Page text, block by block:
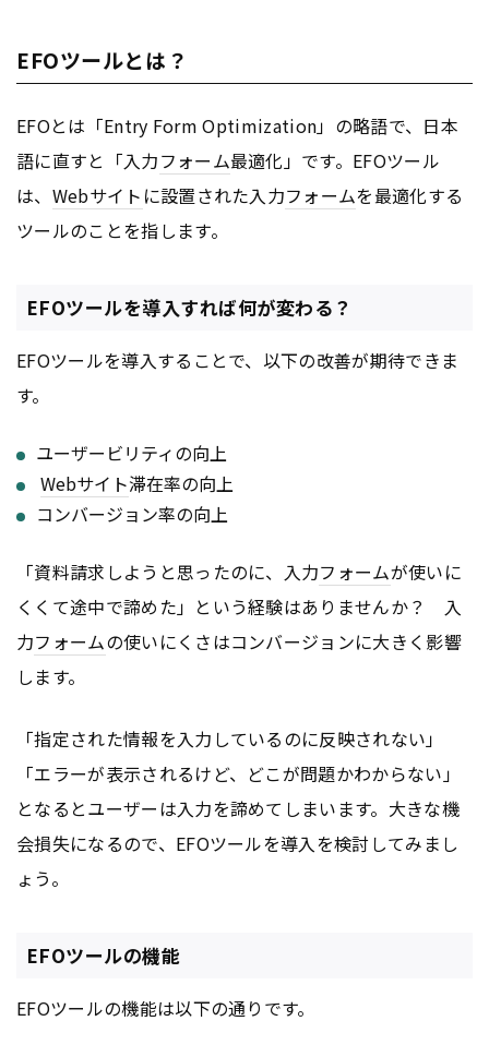
EFOツールとは？
EFOとは「Entry Form Optimization」の略語で、日本
語に直すと「入力フォーム最適化」です。EFOツール
は、 Webサイト に設置された入力フォームを最適化する
ツールのことを指します。
EFOツールを導入すれば何が変わる？
EFOツールを導入することで、以下の改善が期待できま
す。
ユーザービリティの向上
Webサイト滞在率の向上
コンバージョン率の向上
「資料請求しようと思ったのに、入力フォームが使いに
くくて途中で諦めた」という経験はありませんか？ 入
力フォームの使いにくさはコンバージョンに大きく影響
します。
「指定された情報を入力しているのに反映されない」
「エラーが表示されるけど、どこが問題かわからない」
となるとユーザーは入力を諦めてしまいます。大きな機
会損失になるので、EFOツールを導入を検討してみまし
ょう。
EFOツールの機能
EFOツールの機能は以下の通りです。